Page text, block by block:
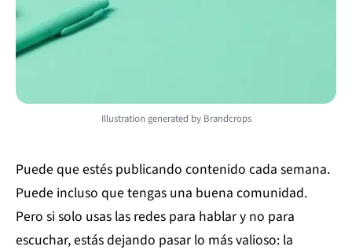
Illustration generated by Brandcrops
Puede que estés publicando contenido cada semana.
Puede incluso que tengas una buena comunidad.
Pero si solo usas las redes para hablar y no para
escuchar, estás dejando pasar lo más valioso: la